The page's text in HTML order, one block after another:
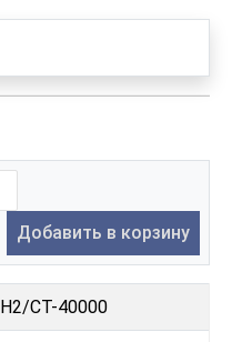
Добавить в корзину
H2/CT-40000